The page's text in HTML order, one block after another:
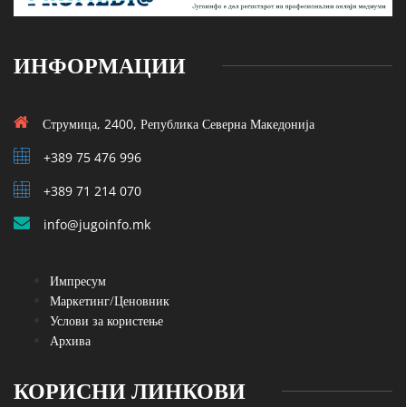
ИНФОРМАЦИИ
Струмица, 2400, Република Северна Македонија
+389 75 476 996
+389 71 214 070
info@jugoinfo.mk
Импресум
Маркетинг/Ценовник
Услови за користење
Архива
КОРИСНИ ЛИНКОВИ